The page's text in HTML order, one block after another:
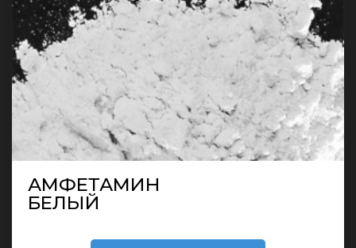
АМФЕТАМИН
БЕЛЫЙ